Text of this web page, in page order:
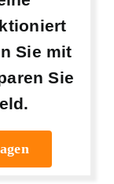
Sie mit
Sie